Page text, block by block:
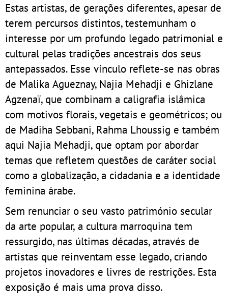
Estas artistas, de gerações diferentes, apesar de
terem percursos distintos, testemunham o
interesse por um profundo legado patrimonial e
cultural pelas tradições ancestrais dos seus
antepassados. Esse vínculo reflete-se nas obras
de Malika Agueznay, Najia Mehadji e Ghizlane
Agzenaï, que combinam a caligrafia islâmica
com motivos florais, vegetais e geométricos; ou
de Madiha Sebbani, Rahma Lhoussig e também
aqui Najia Mehadji, que optam por abordar
temas que refletem questões de caráter social
como a globalização, a cidadania e a identidade
feminina árabe.
Sem renunciar o seu vasto património secular
da arte popular, a cultura marroquina tem
ressurgido, nas últimas décadas, através de
artistas que reinventam esse legado, criando
projetos inovadores e livres de restrições. Esta
exposição é mais uma prova disso.